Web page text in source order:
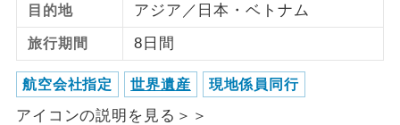
目的地 アジア／日本・ベトナム
旅行期間 8日間
航空会社指定 世界遺産 現地係員同行
アイコンの説明を見る＞＞
航空会社指定
利用航空会社が指定なので、ご出発の計
画にとても便利です。
ホテル指定
ご紹介するホテルを指定したコースで
す。